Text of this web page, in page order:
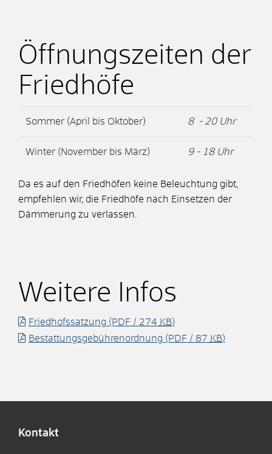
Öffnungszeiten der
Friedhöfe
Sommer (April bis Oktober) 8 - 20 Uhr
Winter (November bis März) 9 - 18 Uhr
Da es auf den Friedhöfen keine Beleuchtung gibt,
empfehlen wir, die Friedhöfe nach Einsetzen der
Dämmerung zu verlassen.
Weitere Infos
Friedhofssatzung (PDF / 274 KB)
Bestattungsgebührenordnung (PDF / 87 KB)
Kontakt